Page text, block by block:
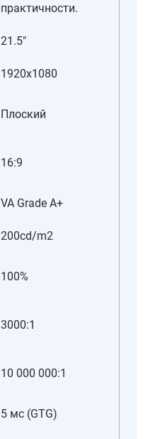
практичности.
21.5"
1920x1080
Плоский
16:9
VA Grade A+
200cd/m2
100%
3000:1
10 000 000:1
5 мс (GTG)